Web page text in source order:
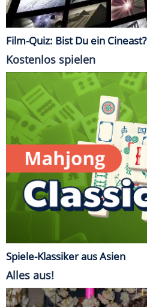
Film-Quiz: Bist Du ein Cineast?
Kostenlos spielen
Spiele-Klassiker aus Asien
Alles aus!